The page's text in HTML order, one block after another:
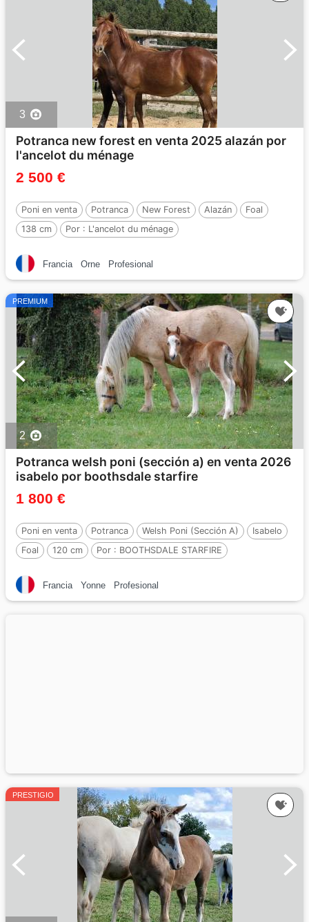
3
Potranca new forest en venta 2025 alazán por
l'ancelot du ménage
2 500 €
Poni en venta Potranca New Forest Alazán
Foal
138 cm
Por : L'ancelot du ménage
Francia Orne Profesional
PREMIUM
2
Potranca welsh poni (sección a) en venta 2026
isabelo por boothsdale starfire
1 800 €
Poni en venta Potranca Welsh Poni (Sección A)
Isabelo
Foal
120 cm Por : BOOTHSDALE STARFIRE
Francia Yonne Profesional
PRESTIGIO